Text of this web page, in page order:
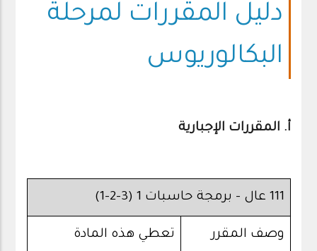
دليل المقررات لمرحلة
البكالوريوس
أ‌. المقررات الإجبارية
111 عال - برمجة حاسبات 1 (3-2-1)
وصف المقرر
تعطي هذه المادة